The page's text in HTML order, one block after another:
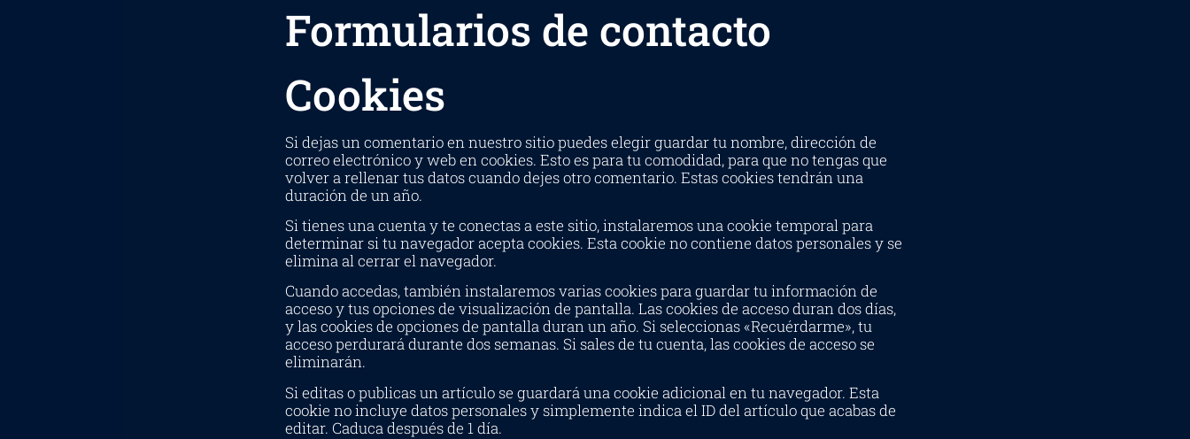
Formularios de contacto
Cookies
Si dejas un comentario en nuestro sitio puedes elegir guardar tu nombre, dirección de
correo electrónico y web en cookies. Esto es para tu comodidad, para que no tengas que
volver a rellenar tus datos cuando dejes otro comentario. Estas cookies tendrán una
duración de un año.
Si tienes una cuenta y te conectas a este sitio, instalaremos una cookie temporal para
determinar si tu navegador acepta cookies. Esta cookie no contiene datos personales y se
elimina al cerrar el navegador.
Cuando accedas, también instalaremos varias cookies para guardar tu información de
acceso y tus opciones de visualización de pantalla. Las cookies de acceso duran dos días,
y las cookies de opciones de pantalla duran un año. Si seleccionas «Recuérdarme», tu
acceso perdurará durante dos semanas. Si sales de tu cuenta, las cookies de acceso se
eliminarán.
Si editas o publicas un artículo se guardará una cookie adicional en tu navegador. Esta
cookie no incluye datos personales y simplemente indica el ID del artículo que acabas de
editar. Caduca después de 1 día.